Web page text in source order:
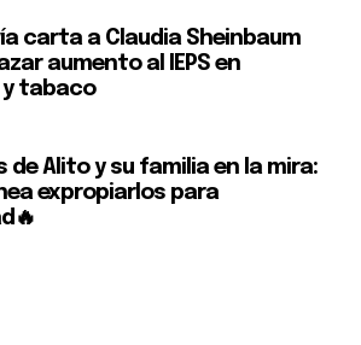
carta a Claudia Sheinbaum
aumento al IEPS en
tabaco
de Alito y su familia en la mira:
expropiarlos para